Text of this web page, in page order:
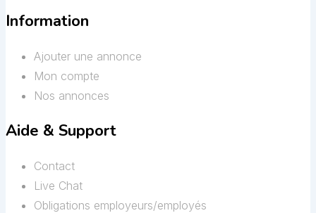
Information
Ajouter une annonce
Mon compte
Nos annonces
Aide & Support
Contact
Live Chat
Obligations employeurs/employés